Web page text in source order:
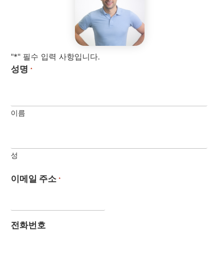
"*" 필수 입력 사항입니다.
성명 *
이름
성
이메일 주소 *
전화번호